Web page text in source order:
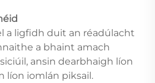
a ligfidh duit an réadúlacht
a bhaint amach
ansin dearbhaigh líon
líon iomlán piksail.